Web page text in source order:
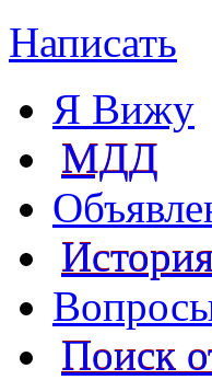
Написать
Я Вижу
МДД
Поиск